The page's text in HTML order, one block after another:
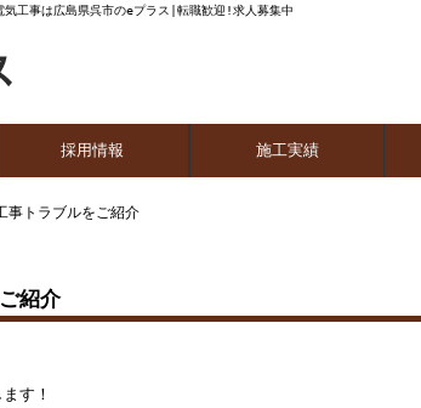
工事は広島県呉市のeプラス|転職歓迎!求人募集中
採用情報
1日の流れ
施工実績
事トラブルをご紹介
紹介
す！